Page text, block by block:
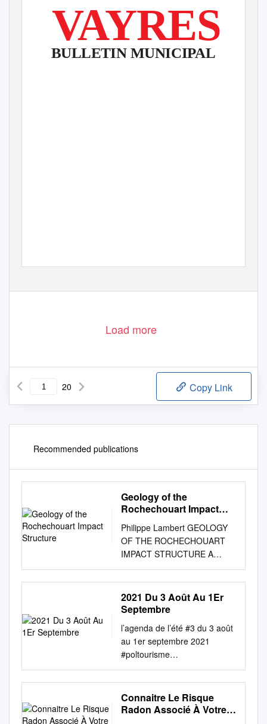
VAYRES
BULLETIN MUNICIPAL
Load more
20 Copy Link
Recommended publications
Geology of the
Rochechouart Impact
Philippe Lambert GEOLOGY
OF THE ROCHECHOUART
IMPACT STRUCTURE A
GUIDE TO SITES OF
INTEREST Philippe Lambert
METSOC-2009 EXCURSION
GUIDEBOOK Draft Copy
ROCHECHOUART IMPACT
STRUCTURE GUIDE TO
SITES OF INTEREST Philippe
Lambert Sciences et
Applications, 33800
Bordeaux-France
lambertbdx@numericable.fr
2021 Du 3 Août Au 1Er
Septembre
l’agenda de l’été #3 du 3 août
au 1er septembre 2021
#poltourisme
www.poltourisme.fr Château
de Rochechouart,
CHAMBORET Musée d’Art
Contemporain ◊ de la Haute-
Connaitre Le Risque
Radon Associé À Votre